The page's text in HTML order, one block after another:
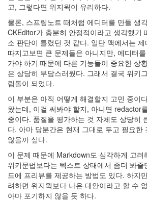
고, 그렇다면 위지윅이 유리하다.
물론, 스프링노트 때처럼 에디터를 만들 생
CKEditor가 충분히 안정적이라고 생각했기
소 판단이 틀렸던 것 같다. 일단 맥에서는
따지고보면 큰 문제들은 아니지만, 에디터
가야 하기 때문에 다른 기능들이 중요한 상
은 상당히 부담스러웠다. 그래서 결국 위키
림돌이 되었다.
이 부분은 아직 어떻게 해결할지 고민 중이
왔는데, 이걸 써봐야 할지, 아니면 redactor
중이다. 품질을 평가하는 것 자체도 상당히
다. 아마 당분간은 현재 그대로 두고 필요한
않을까 싶다.
이 문제 때문에 Markdown도 심각하게 고
위키문법보다는 텍스트 상태에서 좀더 봐
드에 프리뷰를 제공하는 방법도 있다. 하지
려하면 위지윅보다 나은 대안이라고 할 수
아마 포기하지 않을 듯 하다.